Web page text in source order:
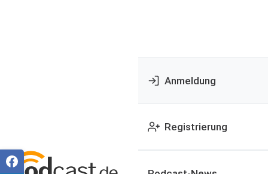
Anmeldung
Registrierung